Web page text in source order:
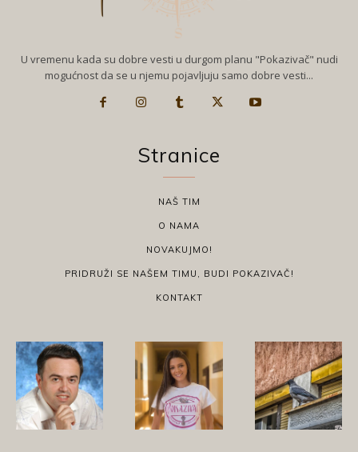
U vremenu kada su dobre vesti u durgom planu "Pokazivač" nudi
mogućnost da se u njemu pojavljuju samo dobre vesti...
Stranice
NAŠ TIM
O NAMA
NOVAKUJMO!
PRIDRUŽI SE NAŠEM TIMU, BUDI POKAZIVAČ!
KONTAKT